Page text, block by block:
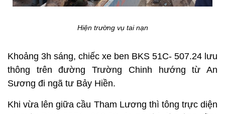
Hiện trường vụ tai nạn
Khoảng 3h sáng, chiếc xe ben BKS 51C- 507.24 lưu
thông trên đường Trường Chinh hướng từ An
Sương đi ngã tư Bảy Hiền.
Khi vừa lên giữa cầu Tham Lương thì tông trực diện